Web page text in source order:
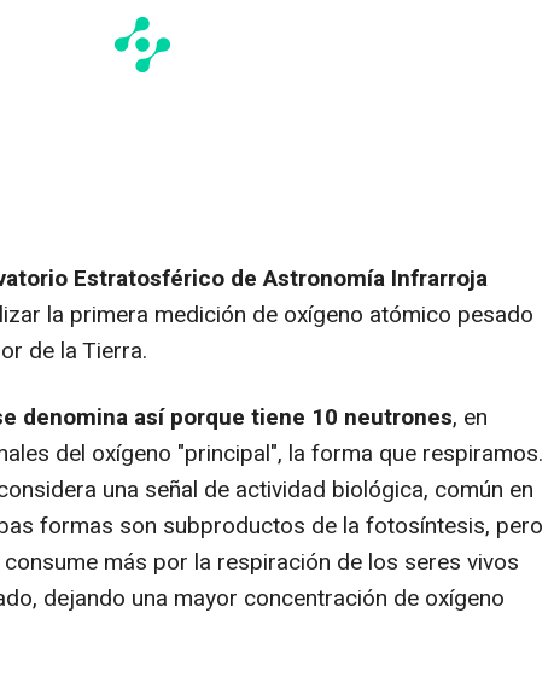
Estratosférico de Astronomía Infrarroja
la primera medición de oxígeno atómico pesado
de la Tierra.
denomina así porque tiene 10 neutrones, en
del oxígeno "principal", la forma que respiramos.
una señal de actividad biológica, común en
formas son subproductos de la fotosíntesis, pero
más por la respiración de los seres vivos
dejando una mayor concentración de oxígeno